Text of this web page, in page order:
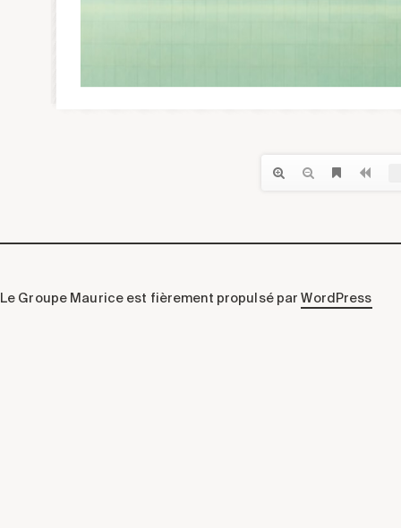
Le Groupe Maurice est fièrement propulsé parWordPress